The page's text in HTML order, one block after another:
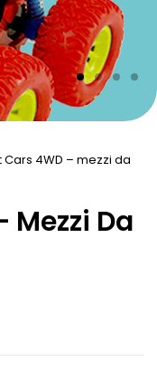
Cars 4WD – mezzi da
Mezzi Da